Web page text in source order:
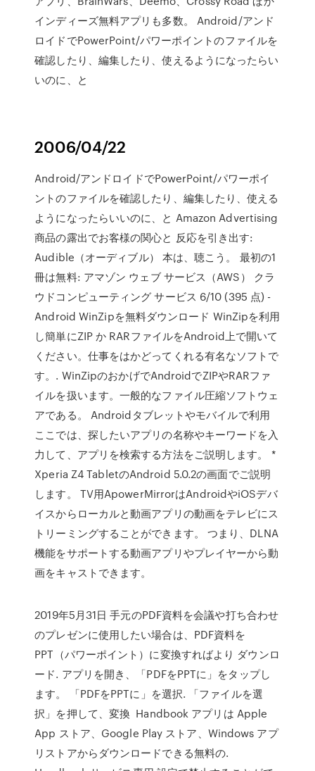
インディーズ無料アプリも多数。 Android/アンド
ロイドでPowerPoint/パワーポイントのファイルを
確認したり、編集したり、使えるようになったらい
いのに、と
2006/04/22
Android/アンドロイドでPowerPoint/パワーポイ
ントのファイルを確認したり、編集したり、使える
ようになったらいいのに、と Amazon Advertising
商品の露出でお客様の関心と 反応を引き出す:
Audible（オーディブル） 本は、聴こう。 最初の1
冊は無料: アマゾン ウェブ サービス（AWS） クラ
ウドコンピューティング サービス 6/10 (395 点) -
Android WinZipを無料ダウンロード WinZipを利用
し簡単にZIP か RARファイルをAndroid上で開いて
ください。仕事をはかどってくれる有名なソフトで
す。. WinZipのおかげでAndroidでZIPやRARファ
イルを扱います。一般的なファイル圧縮ソフトウェ
アである。 Androidタブレットやモバイルで利用
ここでは、探したいアプリの名称やキーワードを入
力して、アプリを検索する方法をご説明します。 *
Xperia Z4 TabletのAndroid 5.0.2の画面でご説明
します。 TV用ApowerMirrorはAndroidやiOSデバ
イスからローカルと動画アプリの動画をテレビにス
トリーミングすることができます。 つまり、DLNA
機能をサポートする動画アプリやプレイヤーから動
画をキャストできます。
2019年5月31日 手元のPDF資料を会議や打ち合わせ
のプレゼンに使用したい場合は、PDF資料を
PPT（パワーポイント）に変換すればより ダウンロ
ード. アプリを開き、「PDFをPPTに」をタップし
ます。 「PDFをPPTに」を選択. 「ファイルを選
択」を押して、変換 Handbook アプリは Apple
App ストア、Google Play ストア、Windows アプ
リストアからダウンロードできる無料の.